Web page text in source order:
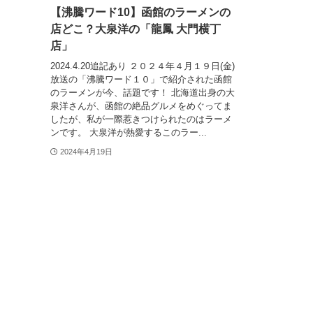
【沸騰ワード10】函館のラーメンの
店どこ？大泉洋の「龍鳳 大門横丁
店」
2024.4.20追記あり ２０２４年４月１９日(金)
放送の「沸騰ワード１０」で紹介された函館
のラーメンが今、話題です！ 北海道出身の大
泉洋さんが、函館の絶品グルメをめぐってま
したが、私が一際惹きつけられたのはラーメ
ンです。 大泉洋が熱愛するこのラー...
2024年4月19日